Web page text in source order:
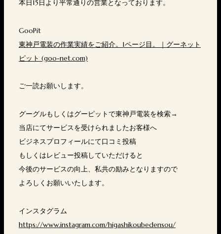
本日15日より平常通りの営業となっております。
GooPit
東神戸電装の作業実績をご紹介。1ページ目。｜グーネット
ピット (goo-net.com)
ご一読お願いします。
グーグルもしくはグーピットで東神戸電装を検索→
当店にてサービスを受けられましたお客様へ
ビジネスプロフィールにて口コミ投稿
もしくはレビュー投稿していただけると
今後のサービスの向上、私共の励みとなりますので
よろしくお願いいたします。
インスタグラム
https://www.instagram.com/higashikoubedensou/